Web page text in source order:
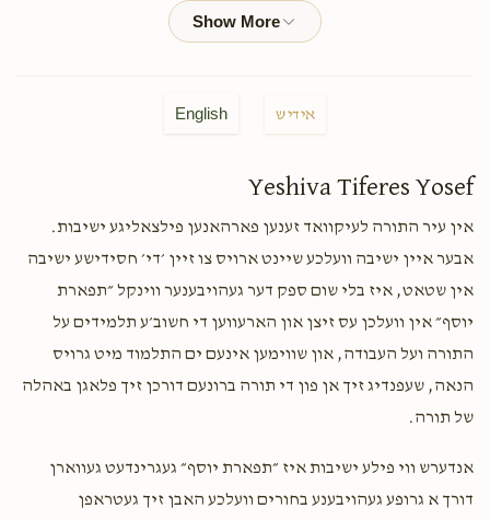
ר' אהרן מייער ובנו נחמן
Nachman Yisroel Jacobowitz ר' אהרן מייער ובנו נחמן
$5.00
English אידיש
Yeshiva Tiferes Yosef
אין עיר התורה לעיקוואד זענען פארהאנען פילצאליגע ישיבות.
אבער איין ישיבה וועלכע שיינט ארויס צו זיין ׳די׳ חסידישע ישיבה
אין שטאט, איז בלי שום ספק דער געהויבענער ווינקל ״תפארת
יוסף״ אין וועלכן עס זיצן און הארעווען די חשוב׳ע תלמידים על
התורה ועל העבודה, און שווימען אינעם ים התלמוד מיט גרויס
הנאה, שעפנדיג זיך אן פון די תורה ברונעם דורכן זיך פלאגן באהלה
של תורה.
אנדערש ווי פילע ישיבות איז ״תפארת יוסף״ געגרינדעט געווארן
דורך א גרופע געהויבענע בחורים וועלכע האבן זיך געטראפן